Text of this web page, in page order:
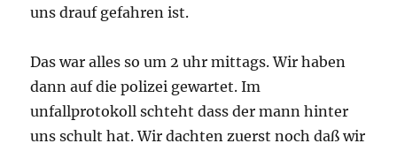
uns drauf gefahren ist.
Das war alles so um 2 uhr mittags. Wir haben
dann auf die polizei gewartet. Im
unfallprotokoll schteht dass der mann hinter
uns schult hat. Wir dachten zuerst noch daß wir